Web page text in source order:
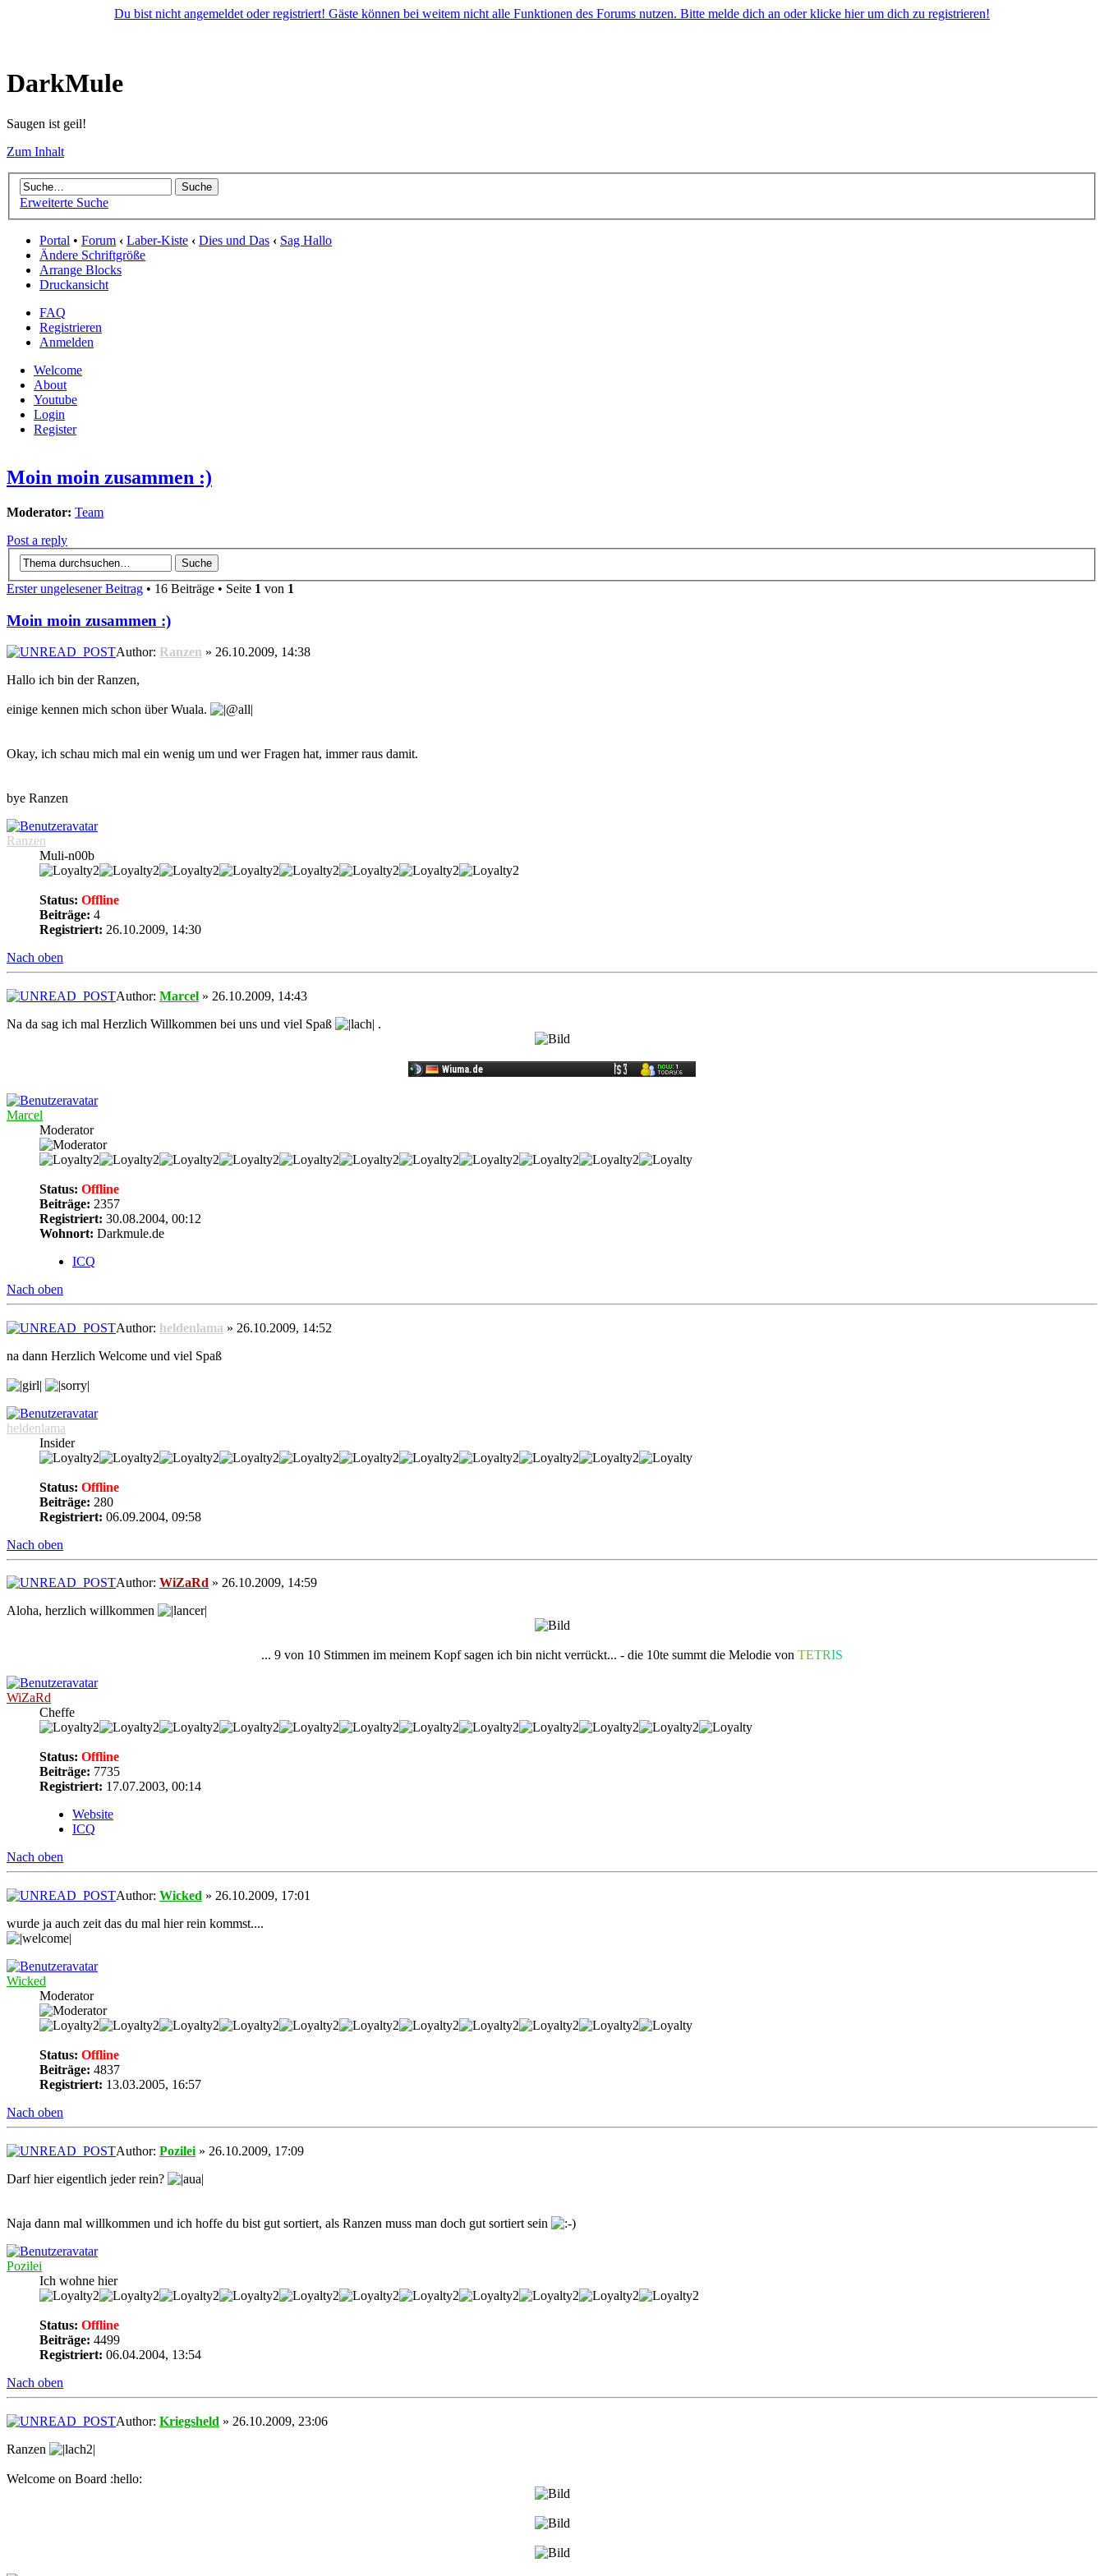
Du bist nicht angemeldet oder registriert! Gäste können bei weitem nicht alle Funktionen des Forums nutzen. Bitte melde dich an oder klicke hier um dich zu registrieren!
DarkMule
Saugen ist geil!
Zum Inhalt
Erweiterte Suche
Portal • Forum ‹ Laber-Kiste ‹ Dies und Das ‹ Sag Hallo
Ändere Schriftgröße
Arrange Blocks
Druckansicht
FAQ
Registrieren
Anmelden
Welcome
About
Youtube
Login
Register
Moin moin zusammen :)
Moderator: Team
Post a reply
Erster ungelesener Beitrag • 16 Beiträge • Seite 1 von 1
Moin moin zusammen :)
Author: Ranzen » 26.10.2009, 14:38
Hallo ich bin der Ranzen,
einige kennen mich schon über Wuala.
Okay, ich schau mich mal ein wenig um und wer Fragen hat, immer raus damit.
bye Ranzen
Ranzen
Muli-n00b
Status: Offline
Beiträge: 4
Registriert: 26.10.2009, 14:30
Nach oben
Author: Marcel » 26.10.2009, 14:43
Na da sag ich mal Herzlich Willkommen bei uns und viel Spaß
.
Marcel
Moderator
Status: Offline
Beiträge: 2357
Registriert: 30.08.2004, 00:12
Wohnort: Darkmule.de
ICQ
Nach oben
Author: heldenlama » 26.10.2009, 14:52
na dann Herzlich Welcome und viel Spaß
heldenlama
Insider
Status: Offline
Beiträge: 280
Registriert: 06.09.2004, 09:58
Nach oben
Author: WiZaRd » 26.10.2009, 14:59
Aloha, herzlich willkommen
... 9 von 10 Stimmen im meinem Kopf sagen ich bin nicht verrückt... - die 10te summt die Melodie von TETRIS
WiZaRd
Cheffe
Status: Offline
Beiträge: 7735
Registriert: 17.07.2003, 00:14
Website
ICQ
Nach oben
Author: Wicked » 26.10.2009, 17:01
wurde ja auch zeit das du mal hier rein kommst....
Wicked
Moderator
Status: Offline
Beiträge: 4837
Registriert: 13.03.2005, 16:57
Nach oben
Author: Pozilei » 26.10.2009, 17:09
Darf hier eigentlich jeder rein?
Naja dann mal willkommen und ich hoffe du bist gut sortiert, als Ranzen muss man doch gut sortiert sein
Pozilei
Ich wohne hier
Status: Offline
Beiträge: 4499
Registriert: 06.04.2004, 13:54
Nach oben
Author: Kriegsheld » 26.10.2009, 23:06
Ranzen
Welcome on Board :hello: